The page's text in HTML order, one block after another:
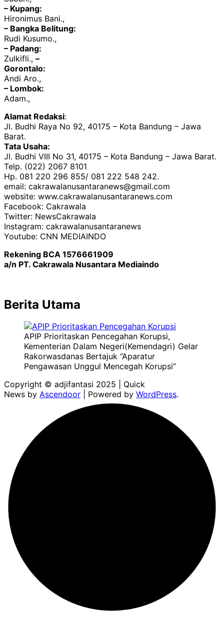
– Kupang:
Hironimus Bani.,
– Bangka Belitung:
Rudi Kusumo.,
– Padang:
Zulkifli., –
Gorontalo:
Andi Aro.,
– Lombok:
Adam.,
Alamat Redaksi:
Jl. Budhi Raya No 92, 40175 – Kota Bandung – Jawa
Barat.
Tata Usaha:
Jl. Budhi VIII No 31, 40175 – Kota Bandung – Jawa Barat.
Telp. (022) 2067 8101
Hp. 081 220 296 855/ 081 222 548 242.
email: cakrawalanusantaranews@gmail.com
website: www.cakrawalanusantaranews.com
Facebook: Cakrawala
Twitter: NewsCakrawala
Instagram: cakrawalanusantaranews
Youtube: CNN MEDIAINDO
Rekening BCA 1576661909
a/n PT. Cakrawala Nusantara Mediaindo
Berita Utama
APIP Prioritaskan Pencegahan Korupsi,
Kementerian Dalam Negeri(Kemendagri) Gelar
Rakorwasdanas Bertajuk “Aparatur
Pengawasan Unggul Mencegah Korupsi”
Copyright © adjifantasi 2025 | Quick
News by Ascendoor | Powered by WordPress.